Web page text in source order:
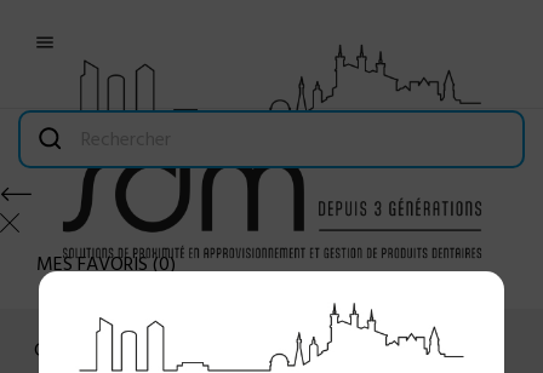

MES FAVORIS(0)
Connexion